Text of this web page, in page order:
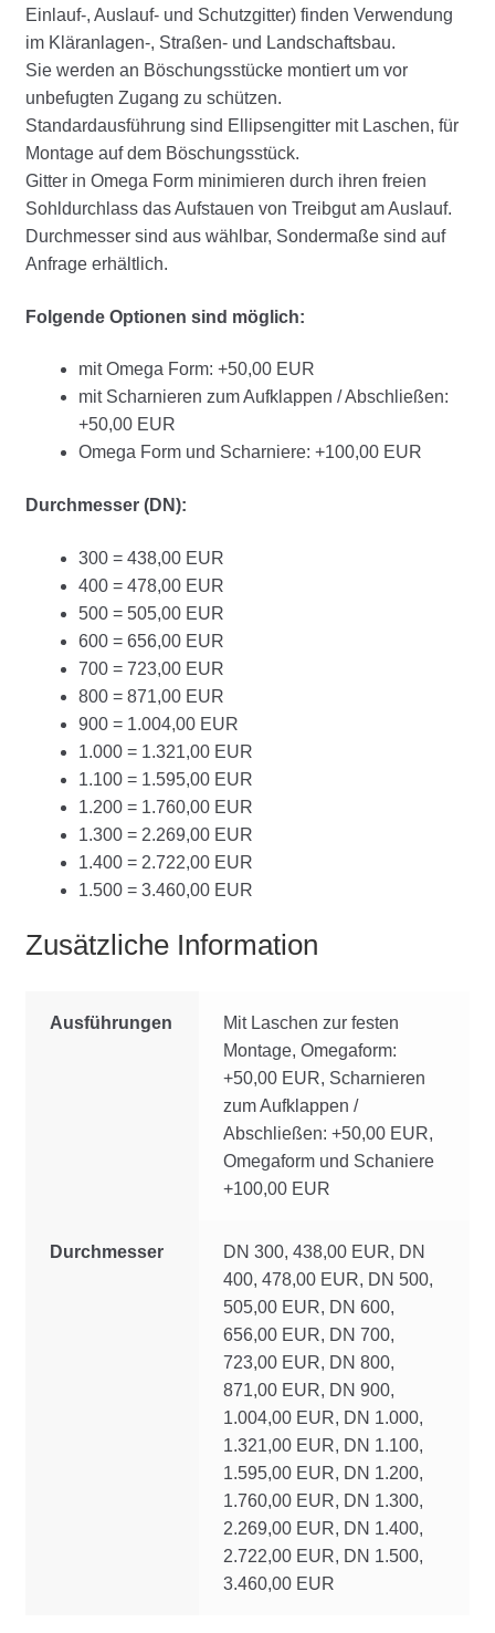
Einlauf-, Auslauf- und Schutzgitter) finden Verwendung
im Kläranlagen-, Straßen- und Landschaftsbau.
Sie werden an Böschungsstücke montiert um vor
unbefugten Zugang zu schützen.
Standardausführung sind Ellipsengitter mit Laschen, für
Montage auf dem Böschungsstück.
Gitter in Omega Form minimieren durch ihren freien
Sohldurchlass das Aufstauen von Treibgut am Auslauf.
Durchmesser sind aus wählbar, Sondermaße sind auf
Anfrage erhältlich.
Folgende Optionen sind möglich:
mit Omega Form: +50,00 EUR
mit Scharnieren zum Aufklappen / Abschließen:
+50,00 EUR
Omega Form und Scharniere: +100,00 EUR
Durchmesser (DN):
300 = 438,00 EUR
400 = 478,00 EUR
500 = 505,00 EUR
600 = 656,00 EUR
700 = 723,00 EUR
800 = 871,00 EUR
900 = 1.004,00 EUR
1.000 = 1.321,00 EUR
1.100 = 1.595,00 EUR
1.200 = 1.760,00 EUR
1.300 = 2.269,00 EUR
1.400 = 2.722,00 EUR
1.500 = 3.460,00 EUR
Zusätzliche Information
Ausführungen
Mit Laschen zur festen
Montage, Omegaform:
+50,00 EUR, Scharnieren
zum Aufklappen /
Abschließen: +50,00 EUR,
Omegaform und Schaniere
+100,00 EUR
Durchmesser
DN 300, 438,00 EUR, DN
400, 478,00 EUR, DN 500,
505,00 EUR, DN 600,
656,00 EUR, DN 700,
723,00 EUR, DN 800,
871,00 EUR, DN 900,
1.004,00 EUR, DN 1.000,
1.321,00 EUR, DN 1.100,
1.595,00 EUR, DN 1.200,
1.760,00 EUR, DN 1.300,
2.269,00 EUR, DN 1.400,
2.722,00 EUR, DN 1.500,
3.460,00 EUR